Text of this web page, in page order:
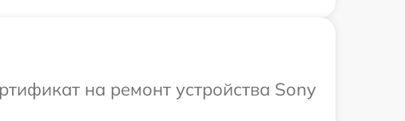
на ремонт устройства Sony